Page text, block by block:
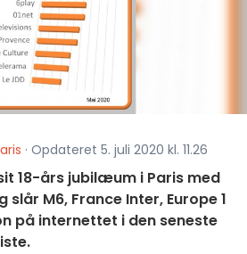
· Opdateret 5. juli 2020 kl. 11.26
18-års jubilæum i Paris med
M6, France Inter, Europe 1
på internettet i den seneste